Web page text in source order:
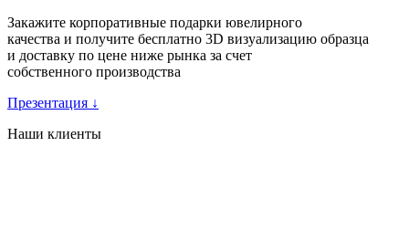
Закажите корпоративные подарки ювелирного
качества и получите бесплатно 3D визуализацию образца
и доставку по цене ниже рынка за счет
собственного производства
Презентация ↓
Наши клиенты